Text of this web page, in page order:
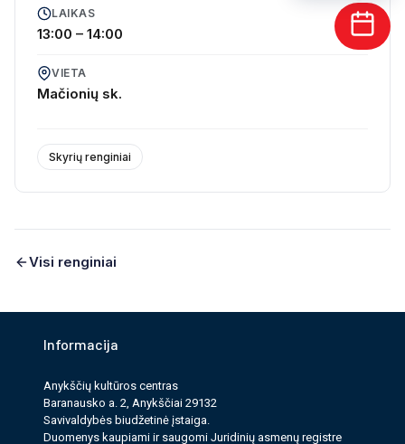
LAIKAS
13:00 – 14:00
VIETA
Mačionių sk.
Skyrių renginiai
Visi renginiai
Informacija
Anykščių kultūros cen­tras
Baranausko a. 2, Anykščiai 29132
Savi­valdy­bės biudžet­inė įstaiga.
Duomenys kau­pi­ami ir saugomi Juri­dinių asmenų reg­istre